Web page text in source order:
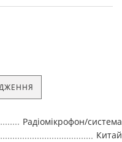
Радіомікрофон/система
Китай